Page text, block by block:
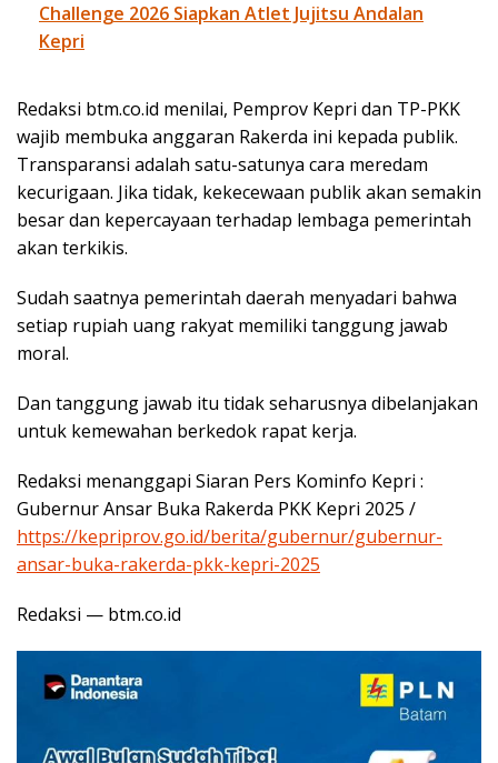
Challenge 2026 Siapkan Atlet Jujitsu Andalan
Kepri
Redaksi btm.co.id menilai, Pemprov Kepri dan TP-PKK
wajib membuka anggaran Rakerda ini kepada publik.
Transparansi adalah satu-satunya cara meredam
kecurigaan. Jika tidak, kekecewaan publik akan semakin
besar dan kepercayaan terhadap lembaga pemerintah
akan terkikis.
Sudah saatnya pemerintah daerah menyadari bahwa
setiap rupiah uang rakyat memiliki tanggung jawab
moral.
Dan tanggung jawab itu tidak seharusnya dibelanjakan
untuk kemewahan berkedok rapat kerja.
Redaksi menanggapi Siaran Pers Kominfo Kepri :
Gubernur Ansar Buka Rakerda PKK Kepri 2025 /
https://kepriprov.go.id/berita/gubernur/gubernur-
ansar-buka-rakerda-pkk-kepri-2025
Redaksi — btm.co.id